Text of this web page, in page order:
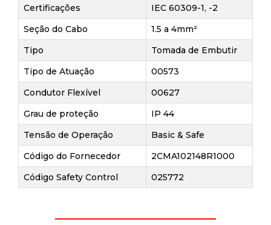
Certificações
IEC 60309-1, -2
Seção do Cabo
1.5 a 4mm²
Tipo
Tomada de Embutir
Tipo de Atuação
00573
Condutor Flexível
00627
Grau de proteção
IP 44
Tensão de Operação
Basic & Safe
Código do Fornecedor
2CMA102148R1000
Código Safety Control
025772